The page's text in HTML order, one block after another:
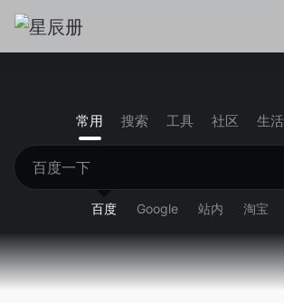
常用 搜索 工具 社区 生活
百度 Google 站内 淘宝